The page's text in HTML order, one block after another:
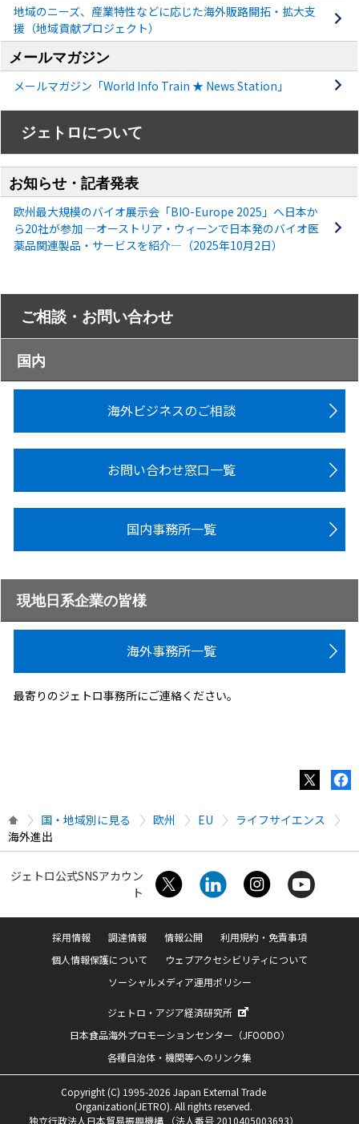
地域のニーズ、産業特性などに応じた海外販路開拓・拡大支
援（地域貢献プロジェクト）
メールマガジン
メールマガジン「World Info Train ★ News Station」
ジェトロについて
お知らせ・記者発表
欧州最大規模のバイオ展示会「BIO-Europe 2025」へ日本か
ら20社が参加 ―オーストリア・ウィーンで日本発のバイオ医
薬品関連製品・サービスを紹介―（2025年10月2日）
ご相談・お問い合わせ
国内
海外ビジネスのご相談
お問い合わせ窓口一覧
国内事務所一覧
現地日系企業の皆様
海外事務所一覧
最寄りのジェトロ事務所にご連絡ください。
国・地域別に見る 欧州 EU
ライフサイエンス
海外進出
ジェトロ公式SNSアカウン
ト
採用情報 調達情報 情報公開
利用規約・免責事項
個人情報保護について
ウェブアクセシビリティについて
ソーシャルメディア運用ポリシー
ジェトロ・アジア経済研究所
日本食品海外プロモーションセンター（JFOODO）
各種自治体・機関等へのリンク集
Copyright (C) 1995-2026 Japan External Trade
Organization(JETRO). All rights reserved.
独立行政法人日本貿易振興機構 （法人番号 2010405003693）